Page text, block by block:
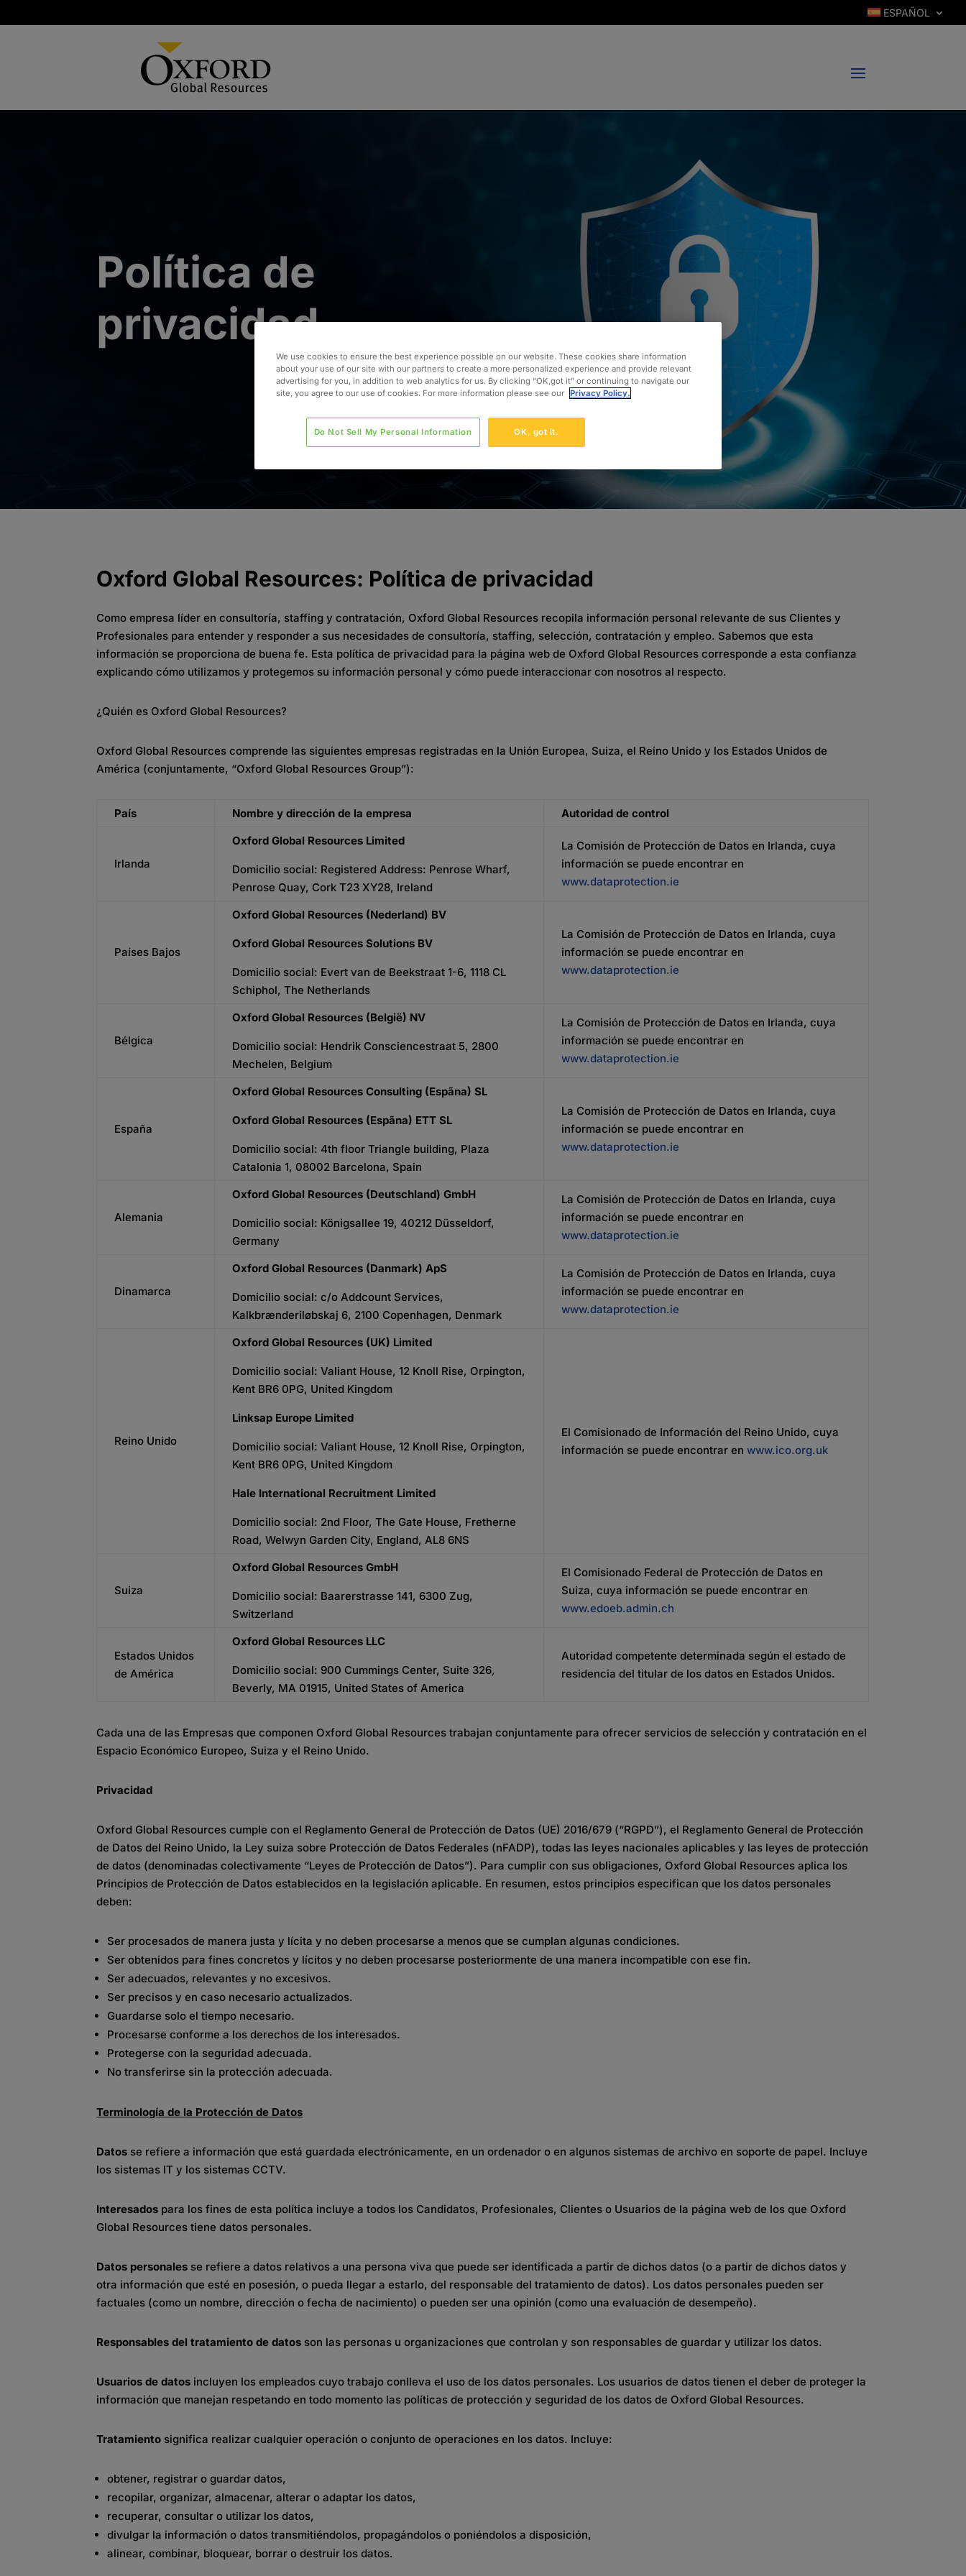
ESPAÑOL
Política de
privacidad
Oxford Global Resources: Política de privacidad
Comoempresa líder en consultoría, staffing ycontratación, Oxford Global Resources recopila información personal relevante de sus Clientes y
Profesionales paraentender y responder a sus necesidades deconsultoría, staffing, selección,contratación yempleo. Sabemos que esta
información se proporciona de buena fe. Esta política de privacidad para la página web de Oxford Global Resources corresponde a esta confianza
explicando cómo utilizamos y protegemos su información personal y cómo puede interaccionar con nosotros al respecto.
¿Quién es Oxford Global Resources?
Oxford Global Resources comprende las siguientes empresas registradas en la Unión Europea, Suiza, el Reino Unido y los Estados Unidos de
América (conjuntamente, “Oxford Global Resources Group”):
País Nombre y dirección de la empresa Autoridad de control
Irlanda
Oxford Global Resources Limited
Domicilio social: Registered Address: Penrose Wharf,
Penrose Quay, Cork T23 XY28, Ireland
La Comisión de Protección de Datos en Irlanda, cuya
información se puede encontrar en
www.dataprotection.ie
Países Bajos
Oxford Global Resources (Nederland) BV
Oxford Global Resources Solutions BV
Domicilio social: Evert van de Beekstraat 1-6, 1118 CL
Schiphol, The Netherlands
La Comisión de Protección de Datos en Irlanda, cuya
información se puede encontrar en
www.dataprotection.ie
Bélgica
Oxford Global Resources (België) NV
Domicilio social: Hendrik Consciencestraat 5, 2800
Mechelen, Belgium
La Comisión de Protección de Datos en Irlanda, cuya
información se puede encontrar en
www.dataprotection.ie
España
Oxford Global Resources Consulting (Espãna) SL
Oxford Global Resources (Espãna) ETT SL
Domicilio social: 4th floor Triangle building, Plaza
Catalonia 1, 08002 Barcelona, Spain
La Comisión de Protección de Datos en Irlanda, cuya
información se puede encontrar en
www.dataprotection.ie
Alemania
Oxford Global Resources (Deutschland) GmbH
Domicilio social: Königsallee 19, 40212 Düsseldorf,
Germany
La Comisión de Protección de Datos en Irlanda, cuya
información se puede encontrar en
www.dataprotection.ie
Dinamarca
Oxford Global Resources (Danmark) ApS
Domicilio social: c/o Addcount Services,
Kalkbrænderiløbskaj 6, 2100 Copenhagen, Denmark
La Comisión de Protección de Datos en Irlanda, cuya
información se puede encontrar en
www.dataprotection.ie
Reino Unido
Oxford Global Resources (UK) Limited
Domicilio social: Valiant House, 12 Knoll Rise, Orpington,
Kent BR6 0PG, United Kingdom
Linksap Europe Limited
Domicilio social: Valiant House, 12 Knoll Rise, Orpington,
Kent BR6 0PG, United Kingdom
Hale International Recruitment Limited
Domicilio social: 2nd Floor, The Gate House, Fretherne
Road, Welwyn Garden City, England, AL8 6NS
El Comisionado de Información del Reino Unido, cuya
información se puede encontrar enwww.ico.org.uk
Suiza
Oxford Global Resources GmbH
Domicilio social: Baarerstrasse 141, 6300 Zug,
Switzerland
El Comisionado Federal de Protección de Datos en
Suiza, cuya información se puede encontrar en
www.edoeb.admin.ch
Estados Unidos
de América
Oxford Global Resources LLC
Domicilio social: 900 Cummings Center, Suite 326,
Beverly, MA 01915, United States of America
Autoridad competente determinada según el estado de
residencia del titular de los datos en Estados Unidos.
Cada una de las Empresas que componen Oxford Global Resources trabajan conjuntamente para ofrecer servicios de selección y contratación en el
Espacio Económico Europeo, Suiza y el Reino Unido.
Privacidad
Oxford Global Resourcescumple conel Reglamento General de Protección de Datos (UE) 2016/679 (“RGPD”),el Reglamento General de Protección
de Datos del Reino Unido, la Ley suiza sobre Protección de Datos Federales (nFADP),todas las leyes nacionales aplicables y las leyes de protección
dedatos (denominadas colectivamente “Leyes de Protección de Datos”). Para cumplir con sus obligaciones, Oxford Global Resources aplica los
Principios de Protección de Datos establecidos en la legislación aplicable. En resumen, estos principios especifican que los datos personales
deben:
Ser procesados de manera justa y lícita y no deben procesarse a menos que se cumplan algunas condiciones.
Ser obtenidos para fines concretos y lícitos y no deben procesarse posteriormente de una manera incompatible con ese fin.
Ser adecuados, relevantes y no excesivos.
Ser precisos y en caso necesario actualizados.
Guardarse solo el tiempo necesario.
Procesarse conforme a los derechos de los interesados.
Protegerse con la seguridad adecuada.
No transferirse sin la protección adecuada.
Terminología de la Protección de Datos
Datos se refiere a información que está guardada electrónicamente, en un ordenador o en algunos sistemas de archivo en soporte de papel. Incluye
los sistemas IT y los sistemas CCTV.
Interesados para los fines de esta política incluye a todos los Candidatos, Profesionales, Clientes o Usuarios de la página web de los que Oxford
Global Resources tiene datos personales.
Datos personales se refiere a datos relativos a una persona viva que puede ser identificada a partir de dichos datos (o a partir de dichos datos y
otra información que esté en posesión, o pueda llegar a estarlo, del responsable del tratamiento de datos). Los datos personales pueden ser
factuales (como un nombre, dirección o fecha de nacimiento) o pueden ser una opinión (como una evaluación de desempeño).
Responsables del tratamiento de datos son las personas u organizaciones que controlan y son responsables de guardar y utilizar los datos.
Usuarios de datos incluyen los empleados cuyo trabajo conlleva el uso de los datos personales. Los usuarios de datos tienen el deber de proteger la
información que manejan respetando en todo momento las políticas de protección y seguridad de los datos de Oxford Global Resources.
Tratamiento significa realizar cualquier operación o conjunto de operaciones en los datos. Incluye:
obtener, registrar o guardar datos,
recopilar, organizar, almacenar, alterar o adaptar los datos,
recuperar, consultar o utilizar los datos,
divulgar la información o datos transmitiéndolos, propagándolos o poniéndolos a disposición,
alinear, combinar, bloquear, borrar o destruir los datos.
We use cookies to ensure the best experience possible on our website. These cookies share information
about your use of our site with our partners to create a more personalized experience and provide relevant
advertising for you, in addition to web analytics for us. By clicking “OK,got it” or continuing to navigate our
site, you agree to our use of cookies. For more information please see our Privacy Policy.
OK, got it.
Do Not Sell My Personal Information